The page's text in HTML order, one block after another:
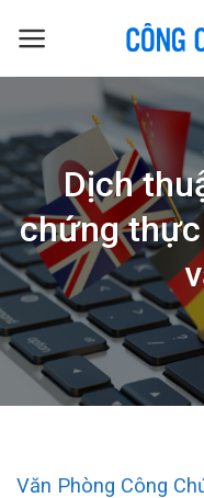
Dịch
chứng
Văn Phòng Công